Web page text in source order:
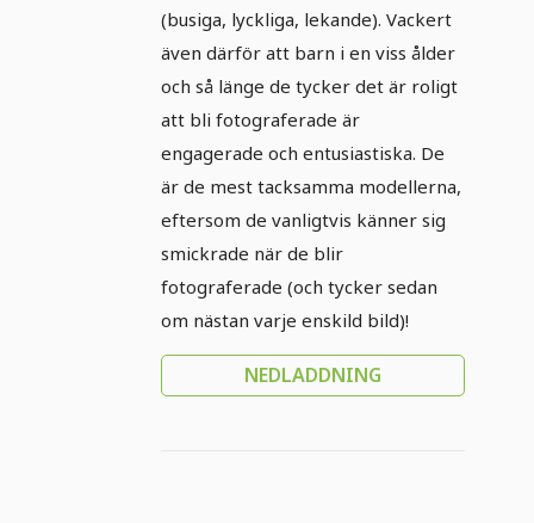
(busiga, lyckliga, lekande). Vackert
även därför att barn i en viss ålder
och så länge de tycker det är roligt
att bli fotograferade är
engagerade och entusiastiska. De
är de mest tacksamma modellerna,
eftersom de vanligtvis känner sig
smickrade när de blir
fotograferade (och tycker sedan
om nästan varje enskild bild)!
NEDLADDNING